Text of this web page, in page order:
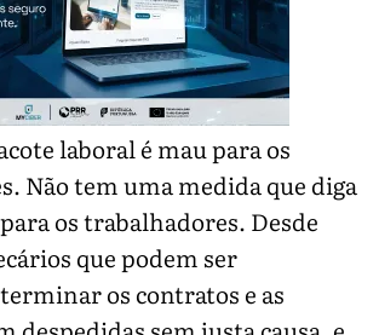
laboral é mau para os
Não tem uma medida que diga
para os trabalhadores. Desde
que podem ser
os contratos e as